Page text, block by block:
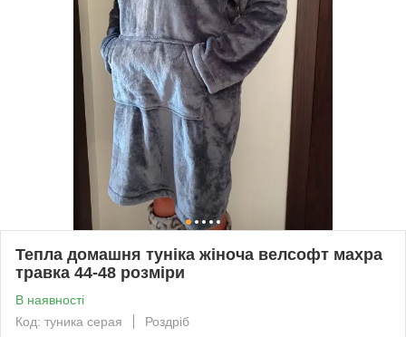
Тепла домашня туніка жіноча велсофт махра
травка 44-48 розміри
В наявності
Код: туника серая
Роздріб